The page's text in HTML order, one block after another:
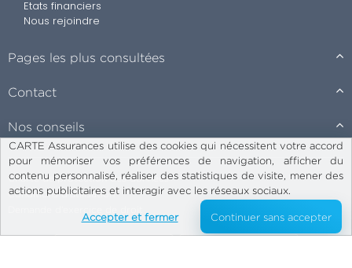
Etats financiers
Nous rejoindre
Pages les plus consultées
Contact
Nos conseils
Charte de protection des données
Conditions d’utilisation
CARTE Assurances utilise des cookies qui nécessitent votre accord
pour mémoriser vos préférences de navigation, afficher du
contenu personnalisé, réaliser des statistiques de visite, mener des
actions publicitaires et interagir avec les réseaux sociaux.
Continuer sans accepter
Accepter et fermer